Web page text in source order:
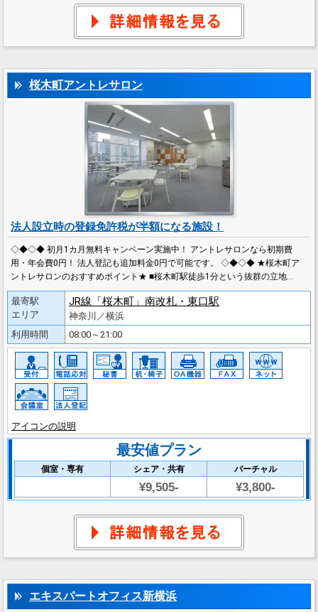
桜木町アントレサロン
法人設立時の登録免許税が半額になる施設！
◇◆◇◆ 初月1カ月無料キャンペーン実施中！ アントレサロンなら初期費
用・年会費0円！ 法人登記も追加料金0円で可能です。 ◇◆◇◆ ★桜木町ア
ントレサロンのおすすめポイント★ ■桜木町駅徒歩1分という抜群の立地…
最寄駅
エリア
JR線「桜木町」南改札・東口駅
神奈川／横浜
利用時間
08:00～21:00
アイコンの説明
最安値プラン
個室・専有 シェア・共有 バーチャル
¥9,505- ¥3,800-
エキスパートオフィス新横浜